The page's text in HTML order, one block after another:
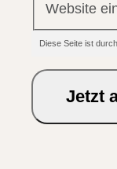
Website
Diese Seite ist
Jetzt